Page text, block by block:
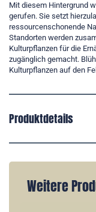
Mit diesem Hintergrund
gerufen. Sie setzt
ressourcenschonende
Standorten werden
Kulturpflanzen für die
zugänglich gemacht.
Kulturpflanzen auf den
Produktdetails
Weitere